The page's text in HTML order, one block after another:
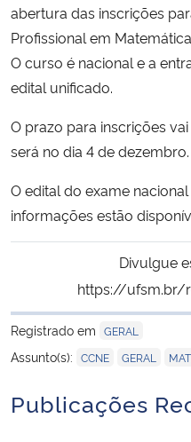
Ministério do Turismo
Ministério do Desenvolvimento
Controladoria-Geral da União
Secretaria-Geral
Gabinete de Segurança Institucional
Advocacia-Geral da União
Banco Central do Brasil
abertura das inscrições
Profissional em
O curso é nacional e a
edital unificado.
O prazo para inscrições
será no dia 4 de dezembro.
O edital do exame
informações estão
Divulgue
https://ufsm.br/
Registrado em GERAL
Assunto(s): CCNE GERAL
Publicações